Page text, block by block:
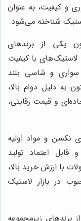
و کیفیت، به عنوان
شناخته می‌شود.
یکی از برندهای
با کیفیت
و شاسی بلند
به دلیل دوام بالا،
و قیمت رقابتی،
نکسن و مواد اولیه
اعتماد تولید
با ارزش خرید بالا،
در بازار لاستیک
برندهای زیرمجموعه